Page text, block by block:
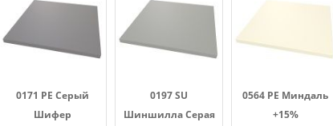
0171 PE Серый
Шифер
0197 SU
Шиншилла Серая
0564 PE Миндаль
+15%